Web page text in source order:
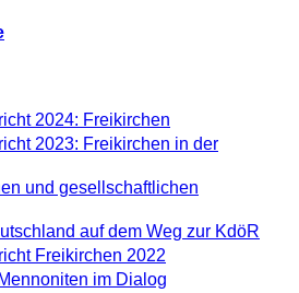
2024: Freikirchen
2023: Freikirchen in der
und gesellschaftlichen
auf dem Weg zur KdöR
Freikirchen 2022
im Dialog